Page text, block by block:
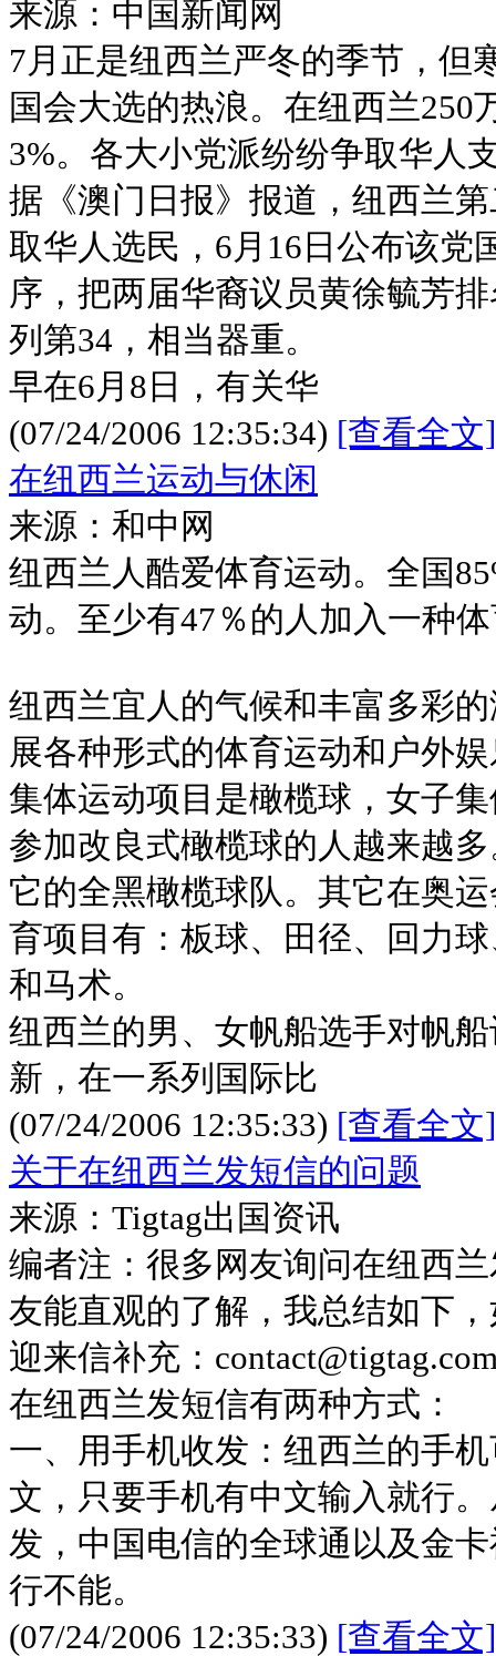
来源：中国新闻网
7月正是纽西兰严冬的季节，但
国会大选的热浪。在纽西兰250
3%。各大小党派纷纷争取华人
据《澳门日报》报道，纽西兰
取华人选民，6月16日公布该党
序，把两届华裔议员黄徐毓芳
列第34，相当器重。
早在6月8日，有关华
(07/24/2006 12:35:34) [查看全文]
在纽西兰运动与休闲
来源：和中网
纽西兰人酷爱体育运动。全国
动。至少有47％的人加入一种
纽西兰宜人的气候和丰富多彩
展各种形式的体育运动和户外
集体运动项目是橄榄球，女子
参加改良式橄榄球的人越来越
它的全黑橄榄球队。其它在奥
育项目有：板球、田径、回力
和马术。
纽西兰的男、女帆船选手对帆
新，在一系列国际比
(07/24/2006 12:35:33) [查看全文]
关于在纽西兰发短信的问题
来源：Tigtag出国资讯
编者注：很多网友询问在纽西
友能直观的了解，我总结如下
迎来信补充：
在纽西兰发短信有两种方式：
一、用手机收发：纽西兰的手
文，只要手机有中文输入就行
发，中国电信的全球通以及金
行不能。
(07/24/2006 12:35:33) [查看全文]